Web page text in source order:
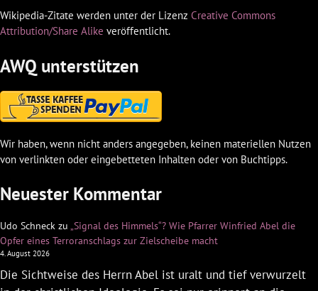
Wikipedia-Zitate werden unter der Lizenz Creative Commons
Attribution/Share Alike veröffentlicht.
AWQ unterstützen
Wir haben, wenn nicht anders angegeben, keinen materiellen Nutzen
von verlinkten oder eingebetteten Inhalten oder von Buchtipps.
Neuester Kommentar
Udo Schneck zu „Signal des Himmels“? Wie Pfarrer Winfried Abel die
Opfer eines Terroranschlags zur Zielscheibe macht
4. August 2026
Die Sichtweise des Herrn Abel ist uralt und tief verwurzelt